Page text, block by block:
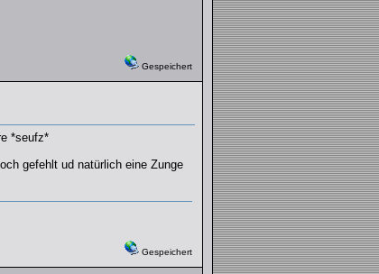
Gespeichert
*seufz*
gefehlt ud natürlich eine Zunge
Gespeichert